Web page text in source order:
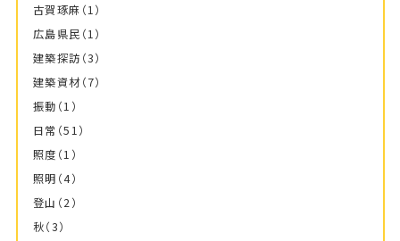
古賀琢麻 （1）
広島県民 （1）
建築探訪 （3）
建築資材（7）
振動 （1）
日常 （51）
照度 （1）
照明 （4）
登山 （2）
秋（3）